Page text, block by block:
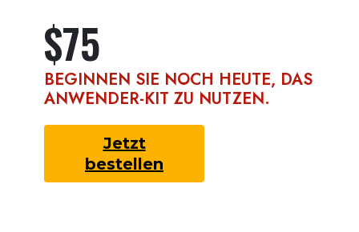
$75
BEGINNEN SIE NOCH HEUTE, DAS
ANWENDER-KIT ZU NUTZEN.
Jetzt
bestellen